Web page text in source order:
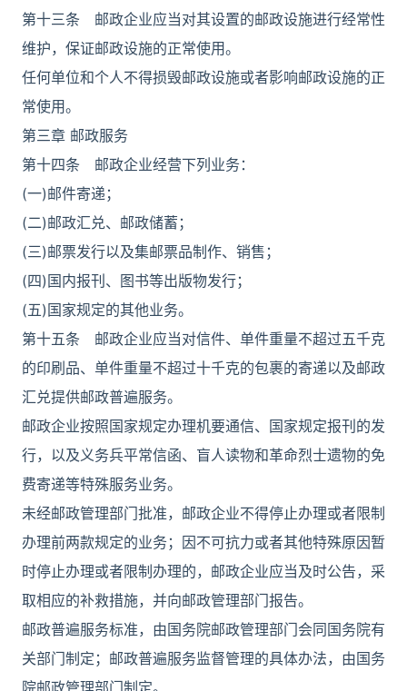
第十三条 邮政企业应当对其设置的邮政设施进行经常性
维护，保证邮政设施的正常使用。
任何单位和个人不得损毁邮政设施或者影响邮政设施的正
常使用。
第三章 邮政服务
第十四条 邮政企业经营下列业务：
(一)邮件寄递；
(二)邮政汇兑、邮政储蓄；
(三)邮票发行以及集邮票品制作、销售；
(四)国内报刊、图书等出版物发行；
(五)国家规定的其他业务。
第十五条 邮政企业应当对信件、单件重量不超过五千克
的印刷品、单件重量不超过十千克的包裹的寄递以及邮政
汇兑提供邮政普遍服务。
邮政企业按照国家规定办理机要通信、国家规定报刊的发
行，以及义务兵平常信函、盲人读物和革命烈士遗物的免
费寄递等特殊服务业务。
未经邮政管理部门批准，邮政企业不得停止办理或者限制
办理前两款规定的业务；因不可抗力或者其他特殊原因暂
时停止办理或者限制办理的，邮政企业应当及时公告，采
取相应的补救措施，并向邮政管理部门报告。
邮政普遍服务标准，由国务院邮政管理部门会同国务院有
关部门制定；邮政普遍服务监督管理的具体办法，由国务
院邮政管理部门制定。